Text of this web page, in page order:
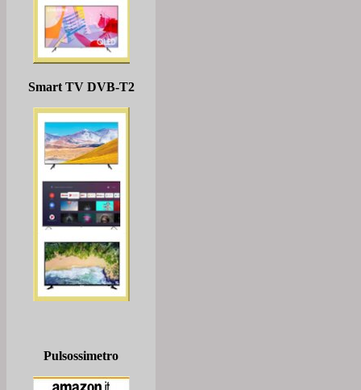
Smart TV DVB-T2
Pulsossimetro